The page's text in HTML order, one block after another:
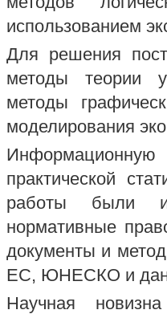
использованием
Для решения
методы теории
методы
моделирования
Информационную
практической
работы были
нормативные
документы и
ЕС, ЮНЕСКО и
Научная